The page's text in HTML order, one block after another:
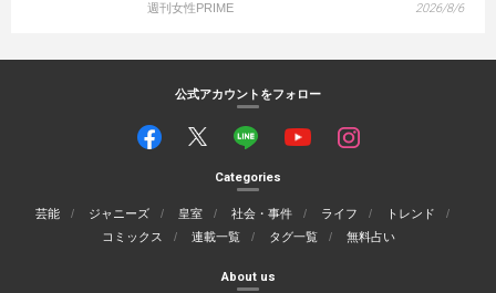
週刊女性PRIME 2026/8/6
公式アカウントをフォロー
Categories
芸能 ジャニーズ 皇室 社会・事件 ライフ
トレンド
コミックス
連載一覧 タグ一覧 無料占い
About us